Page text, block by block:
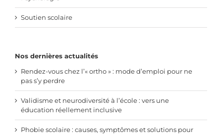
Soutien scolaire
Nos dernières actualités
Rendez-vous chez l’« ortho » : mode d’emploi pour ne
pas s’y perdre
Validisme et neurodiversité à l’école : vers une
éducation réellement inclusive
Phobie scolaire : causes, symptômes et solutions pour